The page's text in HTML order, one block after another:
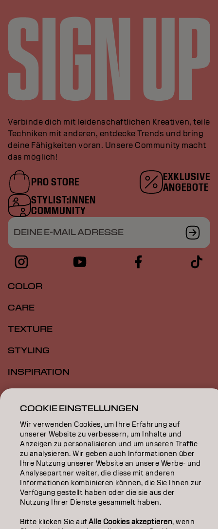
Verbinde dich mit leidenschaftlichen Kreativen, teile
Techniken mit anderen, entdecke Trends und bring
deine Fähigkeiten voran. Unsere Community macht
das möglich!
PRO STORE
EXKLUSIVE
ANGEBOTE
STYLIST:INNEN
COMMUNITY
DEINE E-MAIL ADRESSE
COLOR
CARE
TEXTURE
STYLING
INSPIRATION
ÜBER
SALON FINDER
PARTNER WERDEN
KONTAKTIERE UNS
NutzungsbedingungenBarrierefreiheitserklärung
COOKIE EINSTELLUNGEN
Wir verwenden Cookies, um Ihre Erfahrung auf
unserer Website zu verbessern, um Inhalte und
Anzeigen zu personalisieren und um unseren Traffic
zu analysieren. Wir geben auch Informationen über
Ihre Nutzung unserer Website an unsere Werbe- und
Analysepartner weiter, die diese mit anderen
Informationen kombinieren können, die Sie Ihnen zur
Verfügung gestellt haben oder die sie aus der
Nutzung Ihrer Dienste gesammelt haben.
Bitte klicken Sie aufAlle Cookies akzeptieren, wenn